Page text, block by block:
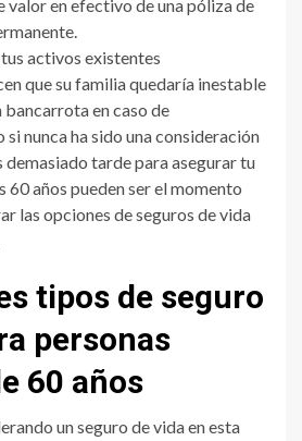
valor en efectivo de una póliza de
activos existentes
que su familia quedaría inestable
en caso de
nunca ha sido una consideración
demasiado tarde para asegurar tu
años pueden ser el momento
las opciones de seguros de vida
tipos de seguro
personas
60 años
un seguro de vida en esta